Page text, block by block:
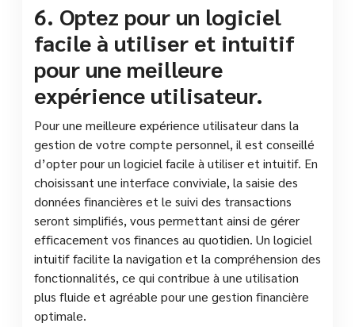
6. Optez pour un logiciel
facile à utiliser et intuitif
pour une meilleure
expérience utilisateur.
Pour une meilleure expérience utilisateur dans la
gestion de votre compte personnel, il est conseillé
d’opter pour un logiciel facile à utiliser et intuitif. En
choisissant une interface conviviale, la saisie des
données financières et le suivi des transactions
seront simplifiés, vous permettant ainsi de gérer
efficacement vos finances au quotidien. Un logiciel
intuitif facilite la navigation et la compréhension des
fonctionnalités, ce qui contribue à une utilisation
plus fluide et agréable pour une gestion financière
optimale.